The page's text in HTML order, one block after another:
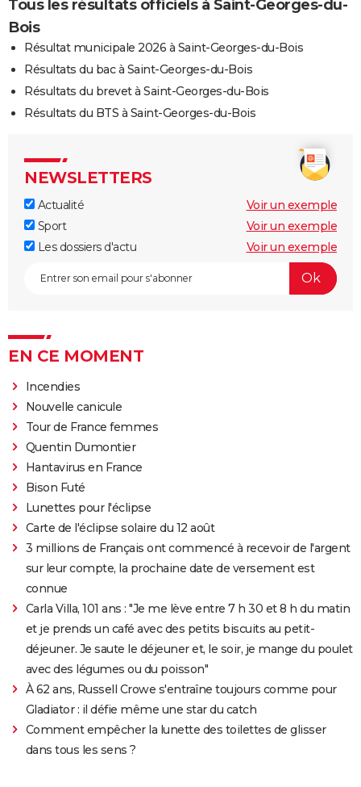
Tous les résultats officiels à Saint-Georges-du-
Bois
Résultat municipale 2026 à Saint-Georges-du-Bois
Résultats du bac à Saint-Georges-du-Bois
Résultats du brevet à Saint-Georges-du-Bois
Résultats du BTS à Saint-Georges-du-Bois
NEWSLETTERS
Actualité
Voir un exemple
Sport
Voir un exemple
Les dossiers d'actu
Voir un exemple
EN CE MOMENT
Incendies
Nouvelle canicule
Tour de France femmes
Quentin Dumontier
Hantavirus en France
Bison Futé
Lunettes pour l'éclipse
Carte de l'éclipse solaire du 12 août
3 millions de Français ont commencé à recevoir de l'argent
sur leur compte, la prochaine date de versement est
connue
Carla Villa, 101 ans : "Je me lève entre 7 h 30 et 8 h du matin
et je prends un café avec des petits biscuits au petit-
déjeuner. Je saute le déjeuner et, le soir, je mange du poulet
avec des légumes ou du poisson"
À 62 ans, Russell Crowe s'entraîne toujours comme pour
Gladiator : il défie même une star du catch
Comment empêcher la lunette des toilettes de glisser
dans tous les sens ?